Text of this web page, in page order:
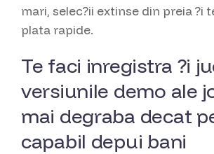
mari, selec?ii extinse din preia ?i
plata rapide.
Te faci inregistra ?i
versiunile demo ale
mai degraba decat
capabil depui bani